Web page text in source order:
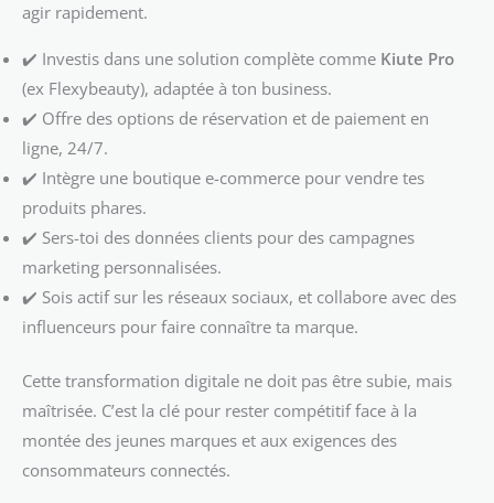
agir rapidement.
✔️ Investis dans une solution complète comme Kiute Pro
(ex Flexybeauty), adaptée à ton business.
✔️ Offre des options de réservation et de paiement en
ligne, 24/7.
✔️ Intègre une boutique e-commerce pour vendre tes
produits phares.
✔️ Sers-toi des données clients pour des campagnes
marketing personnalisées.
✔️ Sois actif sur les réseaux sociaux, et collabore avec des
influenceurs pour faire connaître ta marque.
Cette transformation digitale ne doit pas être subie, mais
maîtrisée. C’est la clé pour rester compétitif face à la
montée des jeunes marques et aux exigences des
consommateurs connectés.